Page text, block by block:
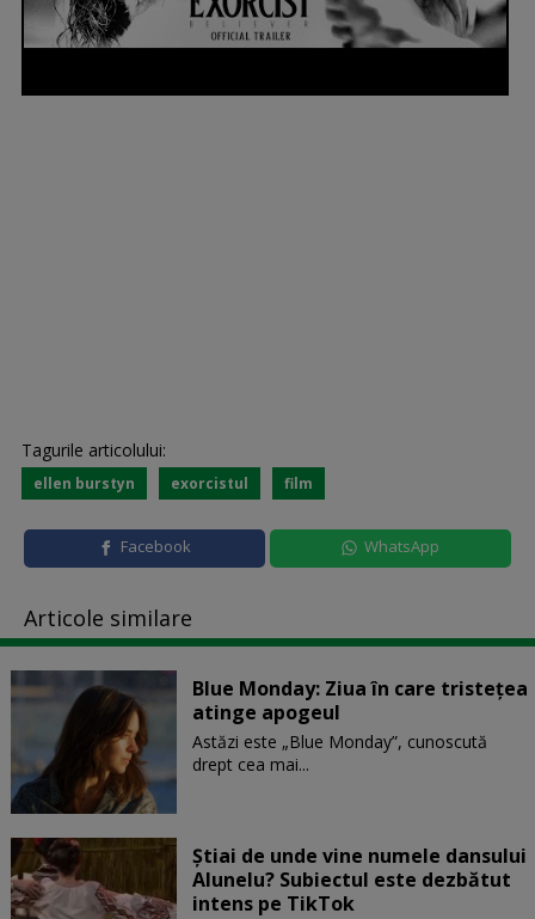
Tagurile articolului:
ellen burstyn exorcistul film
Facebook WhatsApp
Articole similare
Blue Monday: Ziua în care tristețea
atinge apogeul
Astăzi este „Blue Monday”, cunoscută
drept cea mai...
Știai de unde vine numele dansului
Alunelu? Subiectul este dezbătut
intens pe TikTok